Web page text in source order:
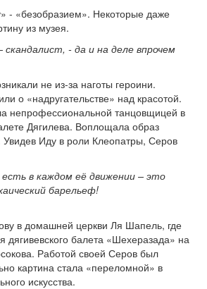
- «безобразием». Некоторые даже
из музея.
- да и на деле впрочем
не из-за наготы героини.
о «надругательстве» над красотой.
непрофессиональной танцовщицей в
Дягилева. Воплощала образ
Иду в роли Клеопатры, Серов
в каждом её движении – это
барельеф!
в домашней церкви Ля Шапель, где
дягивевского балета «Шехеразада» на
Работой своей Серов был
картина стала «переломной» в
искусства.